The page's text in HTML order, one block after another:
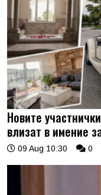
Новите
влизат в имение
09 Aug 10:30 0